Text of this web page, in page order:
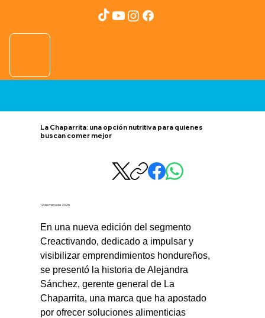
La Chaparrita: una opción nutritiva para quienes
buscan comer mejor
12 de mayo de 2026
En una nueva edición del segmento
Creactivando, dedicado a impulsar y
visibilizar emprendimientos hondureños,
se presentó la historia de Alejandra
Sánchez, gerente general de La
Chaparrita, una marca que ha apostado
por ofrecer soluciones alimenticias